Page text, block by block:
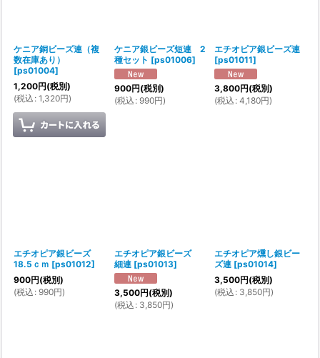
ケニア銅ビーズ連（複
数在庫あり）
[ps01004]
1,200円(税別)
(税込 : 1,320円)
ケニア銀ビーズ短連 2
種セット [ps01006]
900円(税別)
(税込 : 990円)
エチオピア銀ビーズ連
[ps01011]
3,800円(税別)
(税込 : 4,180円)
エチオピア銀ビーズ
18.5ｃｍ [ps01012]
900円(税別)
(税込 : 990円)
エチオピア銀ビーズ
細連 [ps01013]
3,500円(税別)
(税込 : 3,850円)
エチオピア燻し銀ビー
ズ連 [ps01014]
3,500円(税別)
(税込 : 3,850円)